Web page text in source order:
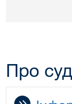
Про суд